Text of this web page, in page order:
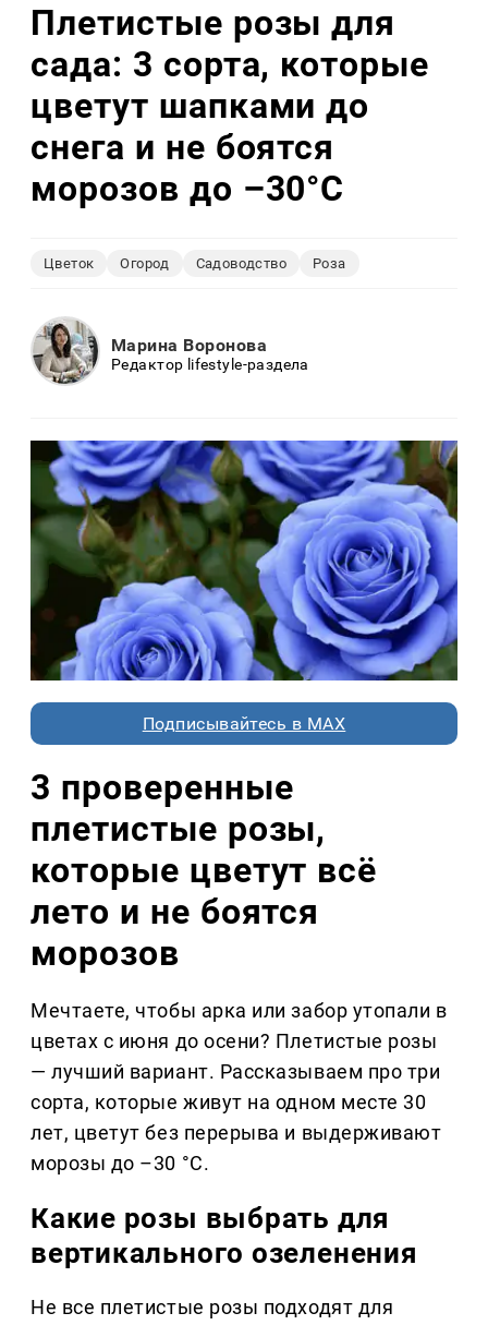
Плетистые розы для
сада: 3 сорта, которые
цветут шапками до
снега и не боятся
морозов до –30°C
Цветок Огород Садоводство Роза
Марина Воронова
Редактор lifestyle-раздела
Подписывайтесь в MAX
3 проверенные
плетистые розы,
которые цветут всё
лето и не боятся
морозов
Мечтаете, чтобы арка или забор утопали в
цветах с июня до осени? Плетистые розы
— лучший вариант. Рассказываем про три
сорта, которые живут на одном месте 30
лет, цветут без перерыва и выдерживают
морозы до –30 °C.
Какие розы выбрать для
вертикального озеленения
Не все плетистые розы подходят для